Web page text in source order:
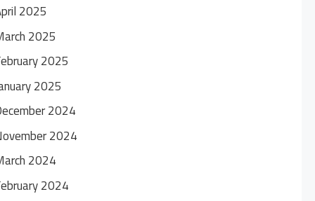
2025
2025
2025
2025
2024
2024
2024
2024